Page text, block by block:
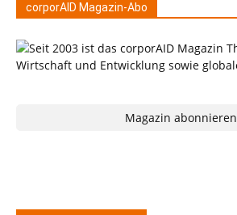
corporAID Magazin-Abo
Magazin abonnieren